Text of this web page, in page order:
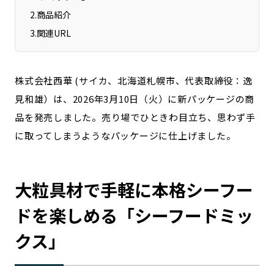
鳥取エリア
岡山エリア
山口エリア
徳島エリア
高知エリア
カテゴリから探す
特集コンテンツ
2.商品紹介
3.関連URL
株式会社西華 (サイカ、北海道札幌市、代表取締役：逸
見和雄）は、2026年3月10日（火）に新パッケージの商
品を発売しました。売り場でひときわ目立ち、思わず手
に取ってしまうようなパッケージに仕上げました。
大粒具材で手軽に本格シーフー
ドを楽しめる「シーフードミッ
クス」